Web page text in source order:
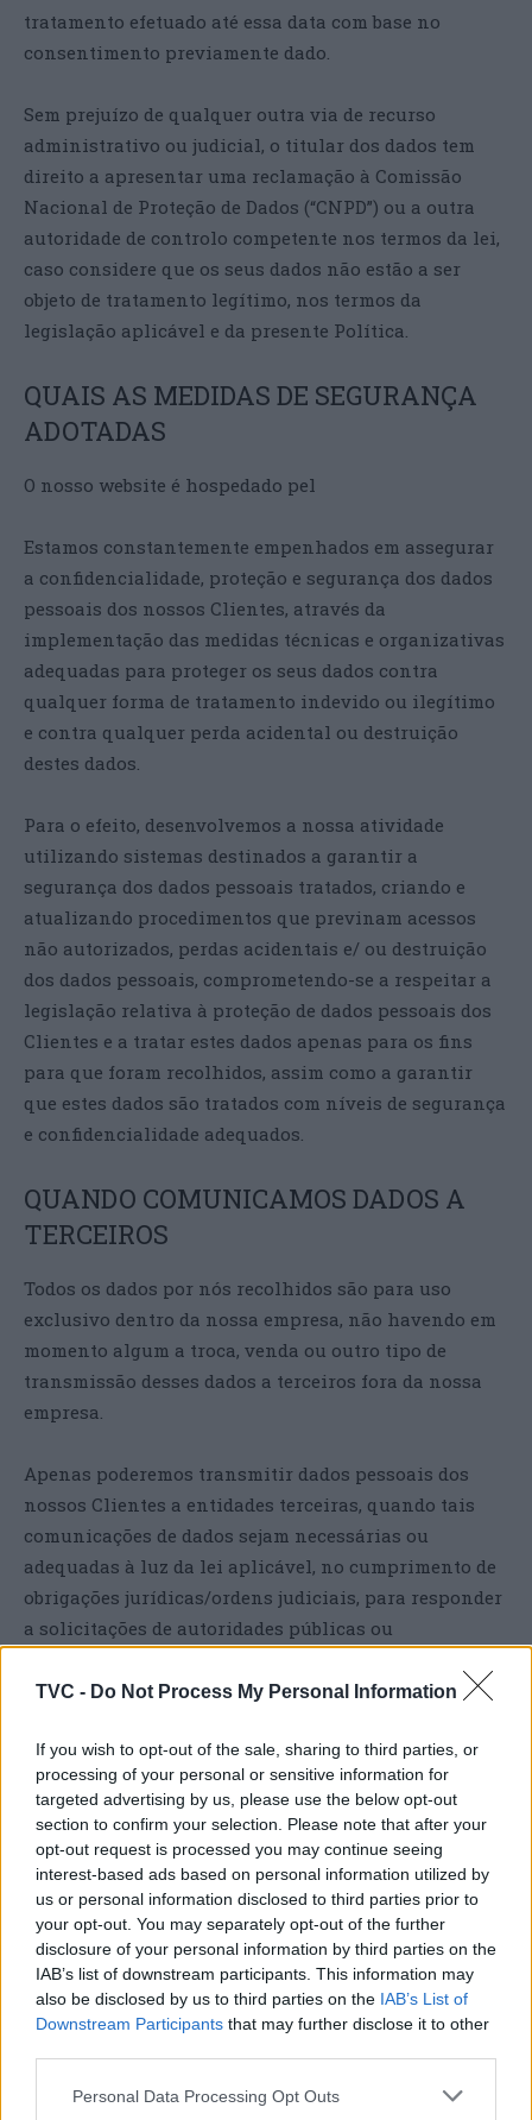
TVC - Do Not Process My Personal Information
If you wish to opt-out of the sale, sharing to third parties, or
processing of your personal or sensitive information for
targeted advertising by us, please use the below opt-out
section to confirm your selection. Please note that after your
opt-out request is processed you may continue seeing
interest-based ads based on personal information utilized by
us or personal information disclosed to third parties prior to
your opt-out. You may separately opt-out of the further
disclosure of your personal information by third parties on the
IAB’s list of downstream participants. This information may
also be disclosed by us to third parties on the IAB’s List of
Downstream Participants that may further disclose it to other
Personal Data Processing Opt Outs
tratamento efetuado até essa data com base no
consentimento previamente dado.
Sem prejuízo de qualquer outra via de recurso
administrativo ou judicial, o titular dos dados tem
direito a apresentar uma reclamação à Comissão
Nacional de Proteção de Dados (“CNPD”) ou a outra
autoridade de controlo competente nos termos da lei,
caso considere que os seus dados não estão a ser
objeto de tratamento legítimo, nos termos da
legislação aplicável e da presente Política.
QUAIS AS MEDIDAS DE SEGURANÇA
ADOTADAS
O nosso website é hospedado pel
Estamos constantemente empenhados em assegurar
a confidencialidade, proteção e segurança dos dados
pessoais dos nossos Clientes, através da
implementação das medidas técnicas e organizativas
adequadas para proteger os seus dados contra
qualquer forma de tratamento indevido ou ilegítimo
e contra qualquer perda acidental ou destruição
destes dados.
Para o efeito, desenvolvemos a nossa atividade
utilizando sistemas destinados a garantir a
segurança dos dados pessoais tratados, criando e
atualizando procedimentos que previnam acessos
não autorizados, perdas acidentais e/ ou destruição
dos dados pessoais, comprometendo-se a respeitar a
legislação relativa à proteção de dados pessoais dos
Clientes e a tratar estes dados apenas para os fins
para que foram recolhidos, assim como a garantir
que estes dados são tratados com níveis de segurança
e confidencialidade adequados.
QUANDO COMUNICAMOS DADOS A
TERCEIROS
Todos os dados por nós recolhidos são para uso
exclusivo dentro da nossa empresa, não havendo em
momento algum a troca, venda ou outro tipo de
transmissão desses dados a terceiros fora da nossa
empresa.
Apenas poderemos transmitir dados pessoais dos
nossos Clientes a entidades terceiras, quando tais
comunicações de dados sejam necessárias ou
adequadas à luz da lei aplicável, no cumprimento de
obrigações jurídicas/ordens judiciais, para responder
a solicitações de autoridades públicas ou
A TVC poderá recorrer a outras entidades, no que
respeita ao envio de newsletters, emissão de facturas
e outros documentos contabilísticos, etc, para a
prestação de determinados serviços. Eventualmente,
essa prestação de serviços poderá implicar o acesso,
por estas entidades, a dados pessoais dos seus
Clientes. A BKN comunicará os dados pessoais que
sejam indispensáveis à prestação dos serviços
contratados ou ao cumprimento de obrigações legais
a que esteja sujeita.